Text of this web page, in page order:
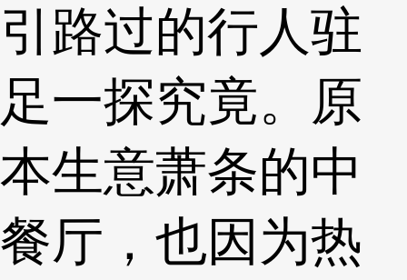
引路过的行人驻
足一探究竟。原
本生意萧条的中
餐厅，也因为热